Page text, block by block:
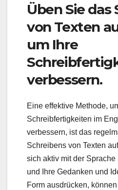
Üben Sie das
von Texten
um Ihre
verbessern.
Eine effektive Methode,
Schreibfertigkeiten im
verbessern, ist das
Schreibens von Texten
sich aktiv mit der
und Ihre Gedanken und
Form ausdrücken,